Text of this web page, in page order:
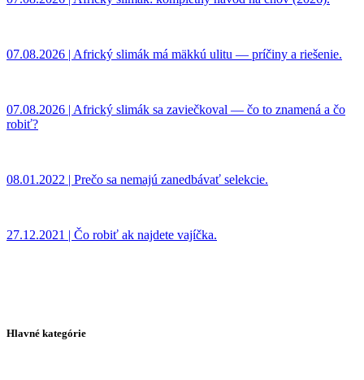
07.08.2026 | Africký slimák má mäkkú ulitu — príčiny a riešenie.
07.08.2026 | Africký slimák sa zaviečkoval — čo to znamená a čo
robiť?
08.01.2022 | Prečo sa nemajú zanedbávať selekcie.
27.12.2021 | Čo robiť ak najdete vajíčka.
Hlavné kategórie